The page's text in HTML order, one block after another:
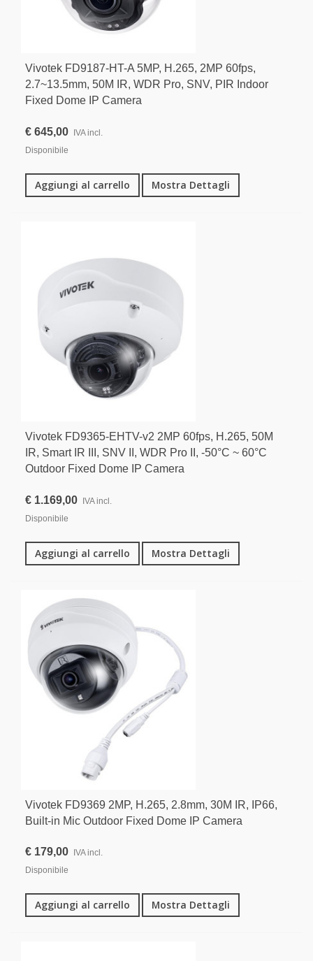
Vivotek FD9187-HT-A 5MP, H.265, 2MP 60fps,
2.7~13.5mm, 50M IR, WDR Pro, SNV, PIR Indoor
Fixed Dome IP Camera
€ 645,00
IVA incl.
Disponibile
Aggiungi al carrello Mostra Dettagli
Vivotek FD9365-EHTV-v2 2MP 60fps, H.265, 50M
IR, Smart IR III, SNV II, WDR Pro II, -50°C ~ 60°C
Outdoor Fixed Dome IP Camera
€ 1.169,00 IVA incl.
Disponibile
Aggiungi al carrello Mostra Dettagli
Vivotek FD9369 2MP, H.265, 2.8mm, 30M IR, IP66,
Built-in Mic Outdoor Fixed Dome IP Camera
€ 179,00
IVA incl.
Disponibile
Aggiungi al carrello Mostra Dettagli